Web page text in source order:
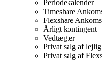
Periodekalender
Timeshare
Flexshare
Årligt kontingent
Vedtægter
Privat salg af
Privat salg af